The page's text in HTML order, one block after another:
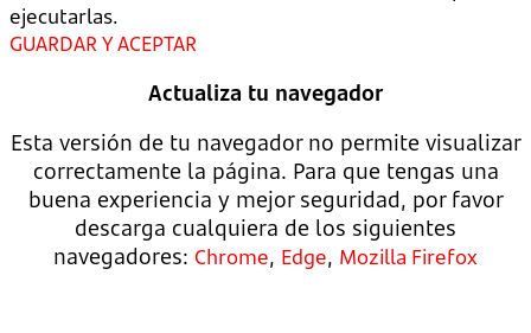
ejecutarlas.
GUARDAR Y ACEPTAR
Actualiza tu navegador
Esta versión de tu navegador no permite visualizar
correctamente la página. Para que tengas una
buena experiencia y mejor seguridad, por favor
descarga cualquiera de los siguientes
navegadores: Chrome, Edge, Mozilla Firefox